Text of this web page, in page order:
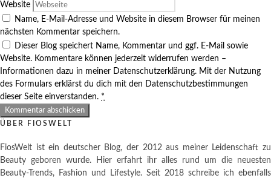
Website
Name, E-Mail-Adresse und Website in diesem Browser für meinen
nächsten Kommentar speichern.
Dieser Blog speichert Name, Kommentar und ggf. E-Mail sowie
Website. Kommentare können jederzeit widerrufen werden –
Informationen dazu in meiner Datenschutzerklärung. Mit der Nutzung
des Formulars erklärst du dich mit den Datenschutzbestimmungen
dieser Seite einverstanden. *
ÜBER FIOSWELT
FiosWelt ist ein deutscher Blog, der 2012 aus meiner Leidenschaft zu
Beauty geboren wurde. Hier erfahrt ihr alles rund um die neuesten
Beauty-Trends, Fashion und Lifestyle. Seit 2018 schreibe ich ebenfalls